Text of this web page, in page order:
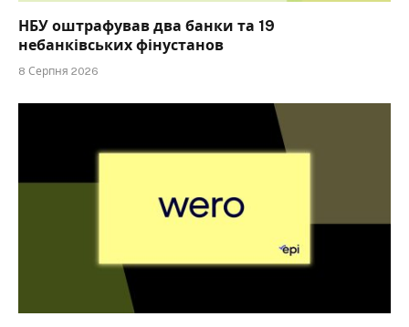
НБУ оштрафував два банки та 19
небанківських фінустанов
8 Серпня 2026